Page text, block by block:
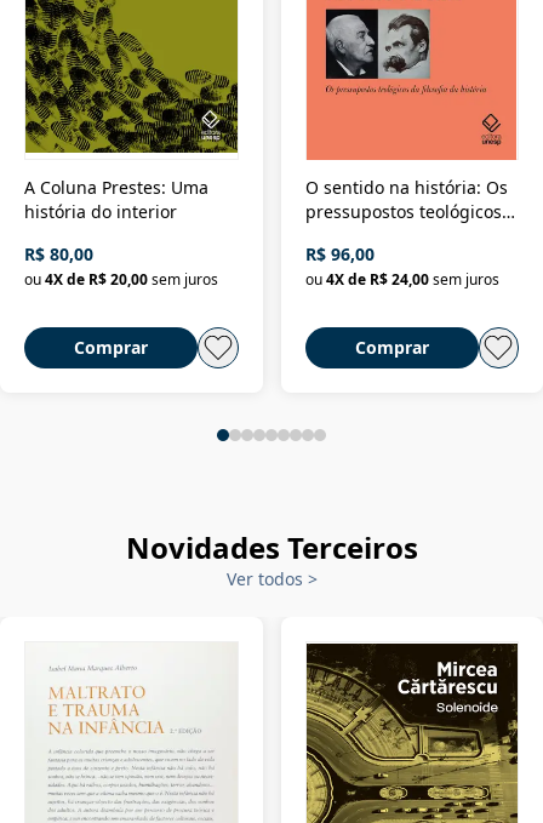
A Coluna Prestes: Uma
história do interior
R$ 80,00
ou4X de R$ 20,00sem juros
Comprar
O sentido na história: Os
pressupostos teológicos
R$ 96,00
ou 4X de R$ 24,00 sem juros
Comprar
Novidades Terceiros
Ver todos >